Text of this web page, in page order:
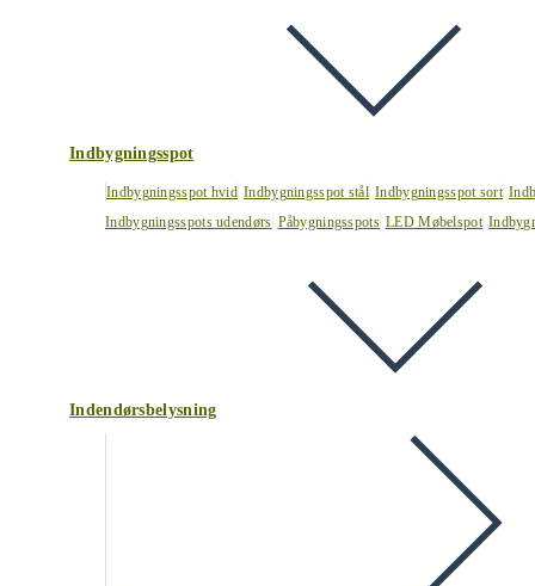
Indbygningsspot
Indbygningsspot hvid Indbygningsspot stål Indbygningsspot sort
Indbygningsspots udendørs Påbygningsspots LED Møbelspot
Indendørsbelysning